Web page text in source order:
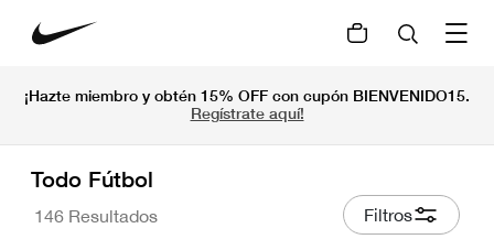
¡Hazte miembro y obtén 15% OFF con cupón BIENVENIDO15.
Regístrate aquí!
Todo Fútbol
146 Resultados Filtros